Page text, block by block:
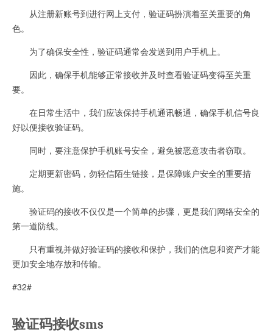
从注册新账号到进行网上支付，验证码扮演着至关重要的角
色。
为了确保安全性，验证码通常会发送到用户手机上。
因此，确保手机能够正常接收并及时查看验证码变得至关重
要。
在日常生活中，我们应该保持手机通讯畅通，确保手机信号良
好以便接收验证码。
同时，要注意保护手机账号安全，避免被恶意攻击者窃取。
定期更新密码，勿轻信陌生链接，是保障账户安全的重要措
施。
验证码的接收不仅仅是一个简单的步骤，更是我们网络安全的
第一道防线。
只有重视并做好验证码的接收和保护，我们的信息和资产才能
更加安全地存放和传输。
#32#
验证码接收sms